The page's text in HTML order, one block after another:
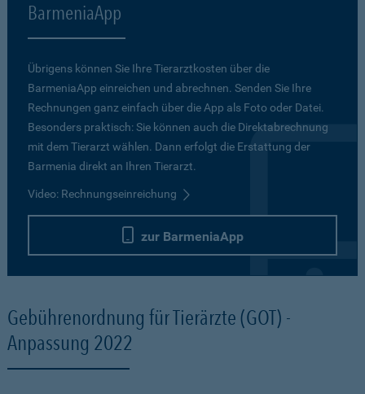
BarmeniaApp
Übrigens können Sie Ihre Tierarztkosten über die
BarmeniaApp einreichen und abrechnen. Senden Sie Ihre
Rechnungen ganz einfach über die App als Foto oder Datei.
Besonders praktisch: Sie können auch die Direktabrechnung
mit dem Tierarzt wählen. Dann erfolgt die Erstattung der
Barmenia direkt an Ihren Tierarzt.
Video: Rechnungseinreichung
zur BarmeniaApp
Gebührenordnung für Tierärzte (GOT) -
Anpassung 2022